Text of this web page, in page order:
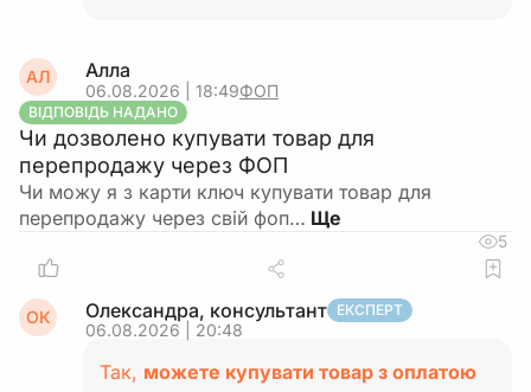
АЛ Алла
06.08.2026 | 18:49ФОП
ВІДПОВІДЬ НАДАНО
Чи дозволено купувати товар для
перепродажу через ФОП
Чи можу я з карти ключ купувати товар для
перепродажу через свій фоп…
5
ОК Олександра, консультант ЕКСПЕРТ
06.08.2026 | 20:48
Так, можете купувати товар з оплатою